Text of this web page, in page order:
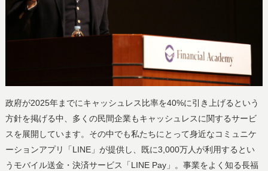
政府が2025年までにキャッシュレス比率を40%に引き上げるという
方針を掲げる中、多くの民間企業もキャッシュレスに関するサービ
スを展開しています。その中でも私たちにとって身近なコミュニケ
ーションアプリ「LINE」が提供し、既に3,000万人が利用するとい
うモバイル送金・決済サービス「LINE Pay」。事業をよく知る長福